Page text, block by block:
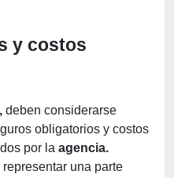
y costos
deben considerarse
obligatorios y costos
por la agencia.
una parte